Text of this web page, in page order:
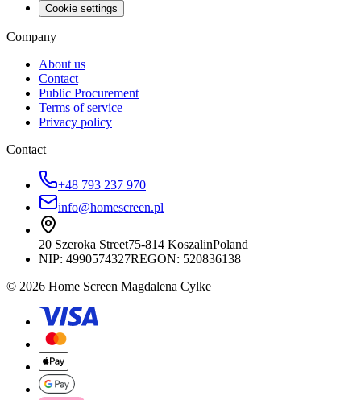
Cookie settings
Company
About us
Contact
Public Procurement
Terms of service
Privacy policy
Contact
+48 793 237 970
info@homescreen.pl
20 Szeroka Street75-814 KoszalinPoland
NIP: 4990574327REGON: 520836138
© 2026 Home Screen Magdalena Cylke